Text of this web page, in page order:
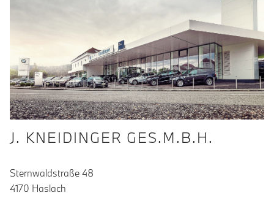
J. KNEIDINGER GES.M.B.H.
Sternwaldstraße 48
4170 Haslach